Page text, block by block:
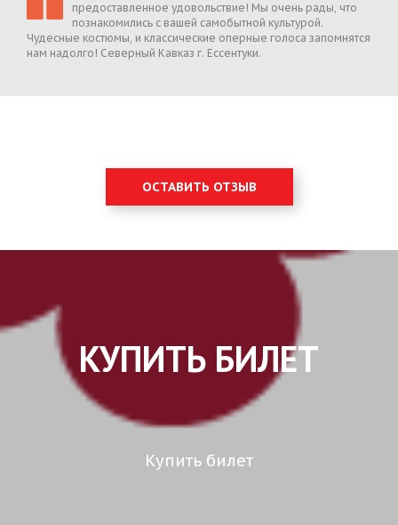
предоставленное удовольствие! Мы очень рады, что
познакомились с вашей самобытной культурой.
Чудесные костюмы, и классические оперные голоса запомнятся
нам надолго! Северный Кавказ г. Ессентуки.
ОСТАВИТЬ ОТЗЫВ
КУПИТЬ БИЛЕТ
Купить билет